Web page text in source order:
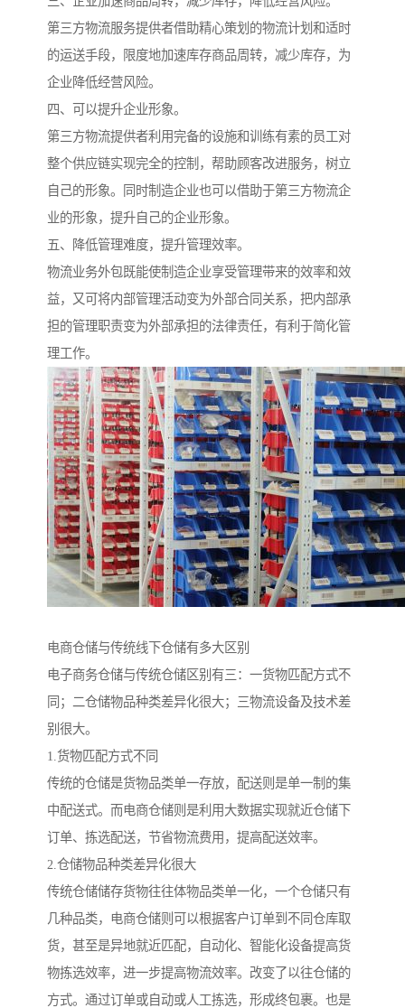
第三方物流服务提供者借助精心策划的物流计划和适时
的运送手段，限度地加速库存商品周转，减少库存，为
企业降低经营风险。
四、可以提升企业形象。
第三方物流提供者利用完备的设施和训练有素的员工对
整个供应链实现完全的控制，帮助顾客改进服务，树立
自己的形象。同时制造企业也可以借助于第三方物流企
业的形象，提升自己的企业形象。
五、降低管理难度，提升管理效率。
物流业务外包既能使制造企业享受管理带来的效率和效
益，又可将内部管理活动变为外部合同关系，把内部承
担的管理职责变为外部承担的法律责任，有利于简化管
理工作。
电商仓储与传统线下仓储有多大区别
电子商务仓储与传统仓储区别有三：一货物匹配方式不
同；二仓储物品种类差异化很大；三物流设备及技术差
别很大。
1.货物匹配方式不同
传统的仓储是货物品类单一存放，配送则是单一制的集
中配送式。而电商仓储则是利用大数据实现就近仓储下
订单、拣选配送，节省物流费用，提高配送效率。
2.仓储物品种类差异化很大
传统仓储储存货物往往体物品类单一化，一个仓储只有
几种品类，电商仓储则可以根据客户订单到不同仓库取
货，甚至是异地就近匹配，自动化、智能化设备提高货
物拣选效率，进一步提高物流效率。改变了以往仓储的
方式。通过订单或自动或人工拣选，形成终包裹。也是